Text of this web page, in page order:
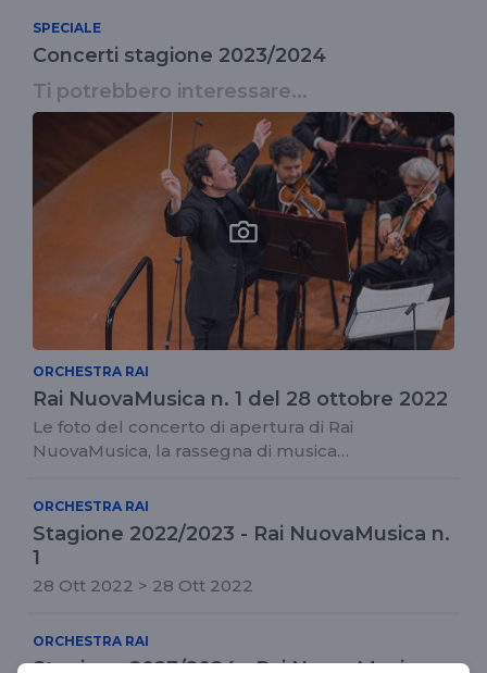
SPECIALE
Concerti stagione 2023/2024
Ti potrebbero interessare...
ORCHESTRA RAI
Rai NuovaMusica n. 1 del 28 ottobre 2022
Le foto del concerto di apertura di Rai
NuovaMusica, la rassegna di musica
ORCHESTRA RAI
Stagione 2022/2023 - Rai NuovaMusica n.
1
28 Ott 2022 > 28 Ott 2022
ORCHESTRA RAI